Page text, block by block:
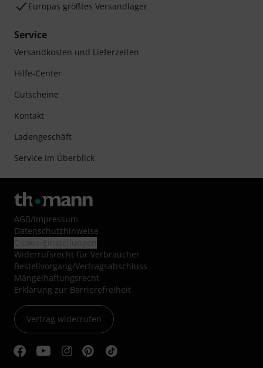
Europas größtes Versandlager
Service
Versandkosten und Lieferzeiten
Hilfe-Center
Gutscheine
Kontakt
Ladengeschäft
Service im Überblick
AGB/Impressum
Datenschutzhinweise
Widerrufsrecht für Verbraucher
Bestellvorgang/Vertragsabschluss
Mängelhaftungsrecht
Erklärung zur Barrierefreiheit
Vertrag widerrufen